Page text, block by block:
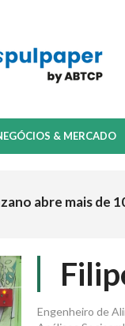
& MERCADO
abre mais de
Engenheiro de